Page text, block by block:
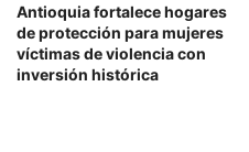
Antioquia fortalece hogares
de protección para mujeres
víctimas de violencia con
inversión histórica